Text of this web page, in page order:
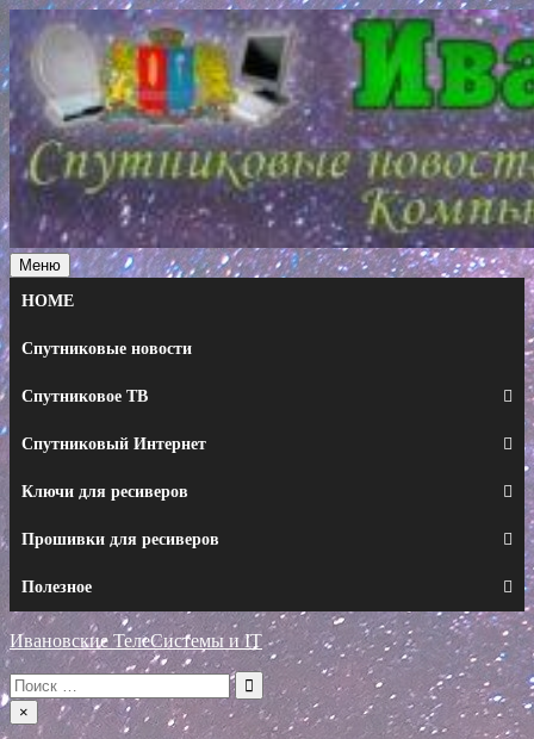
Перейти
к
содержимому
Меню
HOME
Спутниковые новости
Спутниковое ТВ
Спутниковый Интернет
Ключи для ресиверов
Прошивки для ресиверов
Полезное
Ивановские ТелеСистемы и IT
Искать:
×